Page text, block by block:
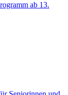
ab 13.